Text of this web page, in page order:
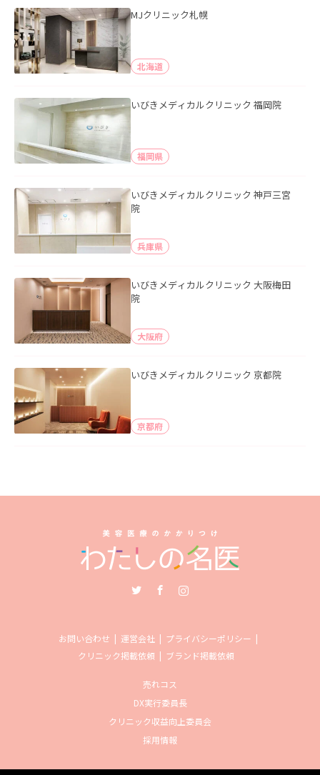
MJクリニック札幌
北海道
いびきメディカルクリニック 福岡院
福岡県
いびきメディカルクリニック 神戸三宮
院
兵庫県
いびきメディカルクリニック 大阪梅田
院
大阪府
いびきメディカルクリニック 京都院
京都府
お問い合わせ 運営会社
プライバシーポリシー
クリニック掲載依頼
ブランド掲載依頼
売れコス
DX実行委員長
クリニック収益向上委員会
採用情報